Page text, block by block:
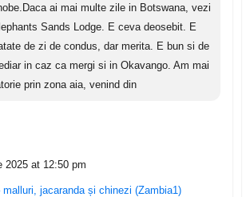
ai mai multe zile in Botswana, vezi
Sands Lodge. E ceva deosebit. E
de zi de condus, dar merita. E bun si de
in caz ca mergi si in Okavango. Am mai
prin zona aia, venind din
2025 at 12:50 pm
malluri, jacaranda și chinezi (Zambia1)